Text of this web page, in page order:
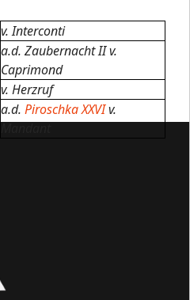
v. Interconti
a.d. Zaubernacht II v.
Caprimond
v. Herzruf
a.d. Piroschka XXVIv.